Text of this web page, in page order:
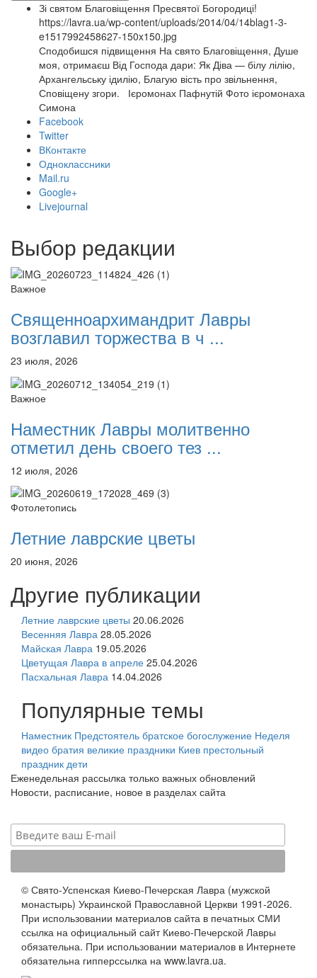
Зі святом Благовіщення Пресвятої Богородиці!
https://lavra.ua/wp-content/uploads/2014/04/14blag1-3-
e1517992458627-150x150.jpg
Сподобишся підвищення На свято Благовіщення, Душе
моя, отримаєш Від Господа дари: Як Діва — білу лілію,
Архангельську ідилію, Благую вість про звільнення,
Сповіщену згори. Ієромонах Пафнутій Фото ієромонаха
Симона
Facebook
Twitter
ВКонтакте
Одноклассники
Mail.ru
Google+
Livejournal
Выбор редакции
Важное
Священноархимандрит Лавры
возглавил торжества в ч ...
23 июля, 2026
Важное
Наместник Лавры молитвенно
отметил день своего тез ...
12 июля, 2026
Фотолетопись
Летние лаврские цветы
20 июня, 2026
Другие публикации
Летние лаврские цветы 20.06.2026
Весенняя Лавра 28.05.2026
Майская Лавра 19.05.2026
Цветущая Лавра в апреле 25.04.2026
Пасхальная Лавра 14.04.2026
Популярные темы
Наместник Предстоятель братское богослужение Неделя
видео братия великие праздники Киев престольный
праздник дети
Еженедельная рассылка только важных обновлений
Новости, расписание, новое в разделах сайта
© Свято-Успенская Киево-Печерская Лавра (мужской
монастырь) Украинской Православной Церкви 1991-2026.
При использовании материалов сайта в печатных СМИ
ссылка на официальный сайт Киево-Печерской Лавры
обязательна. При использовании материалов в Интернете
обязательна гипперссылка на www.lavra.ua.